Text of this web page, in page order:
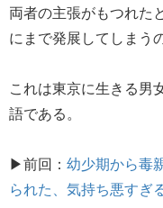
両者の主張がもつれた
にまで発展してしまう
これは東京に生きる男
語である。
▶前回： 幼少期から毒
られた、気持ち悪すぎ